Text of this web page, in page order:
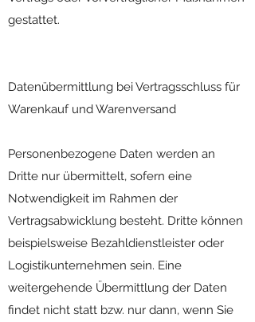
gestattet.
Datenübermittlung bei Vertragsschluss für
Warenkauf und Warenversand
Personenbezogene Daten werden an
Dritte nur übermittelt, sofern eine
Notwendigkeit im Rahmen der
Vertragsabwicklung besteht. Dritte können
beispielsweise Bezahldienstleister oder
Logistikunternehmen sein. Eine
weitergehende Übermittlung der Daten
findet nicht statt bzw. nur dann, wenn Sie